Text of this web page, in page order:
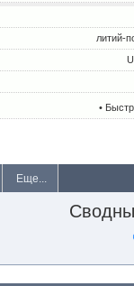
литий-
•
Еще...